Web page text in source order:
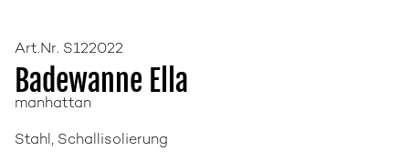
Art.Nr. S122022
Badewanne Ella
manhattan
Stahl, Schallisolierung